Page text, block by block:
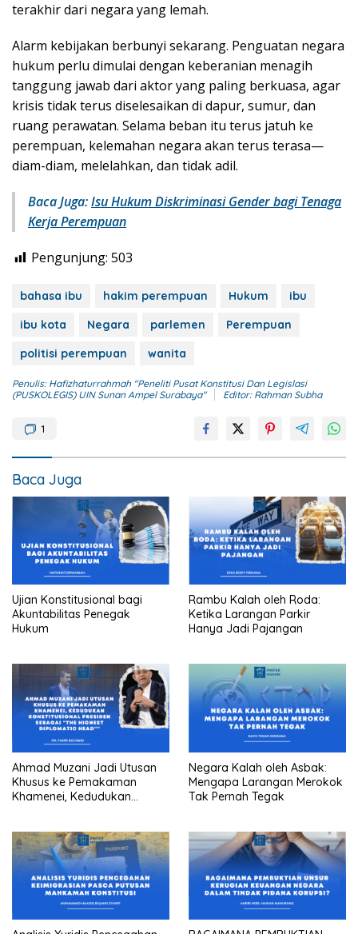
terakhir dari negara yang lemah.
Alarm kebijakan berbunyi sekarang. Penguatan negara
hukum perlu dimulai dengan keberanian menagih
tanggung jawab dari aktor yang paling berkuasa, agar
krisis tidak terus diselesaikan di dapur, sumur, dan
ruang perawatan. Selama beban itu terus jatuh ke
perempuan, kelemahan negara akan terus terasa—
diam-diam, melelahkan, dan tidak adil.
Baca Juga:Isu Hukum Diskriminasi Gender bagi Tenaga
Kerja Perempuan
Pengunjung: 503
bahasa ibu hakim perempuan Hukum
ibu
ibu kota
Negara parlemen
Perempuan
politisi perempuan
wanita
Penulis: Hafizhaturrahmah "Peneliti Pusat Konstitusi Dan Legislasi
(PUSKOLEGIS) UIN Sunan Ampel Surabaya"
Editor: Rahman Subha
1
Baca Juga
Ujian Konstitusional bagi
Akuntabilitas Penegak
Hukum
Rambu Kalah oleh Roda:
Ketika Larangan Parkir
Hanya Jadi Pajangan
Ahmad Muzani Jadi Utusan
Khusus ke Pemakaman
Khamenei, Kedudukan
diplomatic head””
Negara Kalah oleh Asbak:
Mengapa Larangan Merokok
Tak Pernah Tegak